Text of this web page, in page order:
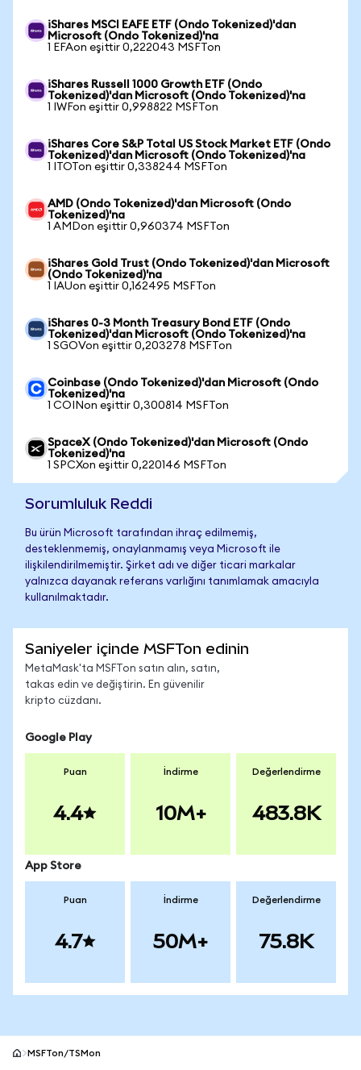
iShares MSCI EAFE ETF (Ondo Tokenized)'dan
Microsoft (Ondo Tokenized)'na
1 EFAon eşittir 0,222043 MSFTon
iShares Russell 1000 Growth ETF (Ondo
Tokenized)'dan Microsoft (Ondo Tokenized)'na
1 IWFon eşittir 0,998822 MSFTon
iShares Core S&P Total US Stock Market ETF (Ondo
Tokenized)'dan Microsoft (Ondo Tokenized)'na
1 ITOTon eşittir 0,338244 MSFTon
AMD (Ondo Tokenized)'dan Microsoft (Ondo
Tokenized)'na
1 AMDon eşittir 0,960374 MSFTon
iShares Gold Trust (Ondo Tokenized)'dan Microsoft
(Ondo Tokenized)'na
1 IAUon eşittir 0,162495 MSFTon
iShares 0-3 Month Treasury Bond ETF (Ondo
Tokenized)'dan Microsoft (Ondo Tokenized)'na
1 SGOVon eşittir 0,203278 MSFTon
Coinbase (Ondo Tokenized)'dan Microsoft (Ondo
Tokenized)'na
1 COINon eşittir 0,300814 MSFTon
SpaceX (Ondo Tokenized)'dan Microsoft (Ondo
Tokenized)'na
1 SPCXon eşittir 0,220146 MSFTon
Sorumluluk Reddi
Bu ürün Microsoft tarafından ihraç edilmemiş,
desteklenmemiş, onaylanmamış veya Microsoft ile
ilişkilendirilmemiştir. Şirket adı ve diğer ticari markalar
yalnızca dayanak referans varlığını tanımlamak amacıyla
kullanılmaktadır.
Saniyeler içinde MSFTon edinin
MetaMask'ta MSFTon satın alın, satın,
takas edin ve değiştirin. En güvenilir
kripto cüzdanı.
Google Play
Puan
4.4
İndirme
10M+
Değerlendirme
483.8K
App Store
Puan
4.7
İndirme
50M+
Değerlendirme
75.8K
MSFTon/TSMon